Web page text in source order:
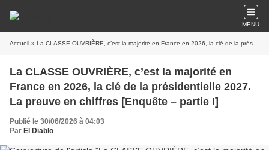
MENU
Accueil » La CLASSE OUVRIÈRE, c’est la majorité en France en 2026, la clé de la présidentielle 2027. La preuve en chiffres [Enquête – partie I]
La CLASSE OUVRIÈRE, c’est la majorité en
France en 2026, la clé de la présidentielle 2027.
La preuve en chiffres [Enquête – partie I]
Publié le 30/06/2026 à 04:03
Par El Diablo